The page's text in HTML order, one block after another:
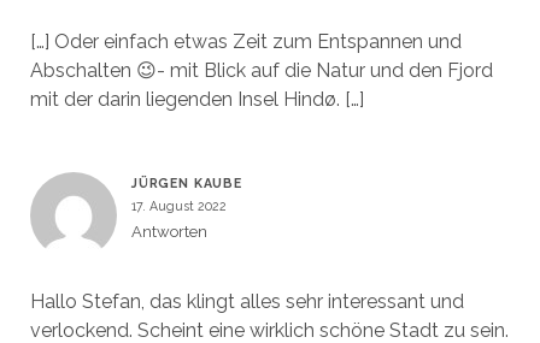
[…] Oder einfach etwas Zeit zum Entspannen und
Abschalten 😉- mit Blick auf die Natur und den Fjord
mit der darin liegenden Insel Hindø. […]
JÜRGEN KAUBE
17. August 2022
Antworten
Hallo Stefan, das klingt alles sehr interessant und
verlockend. Scheint eine wirklich schöne Stadt zu sein.